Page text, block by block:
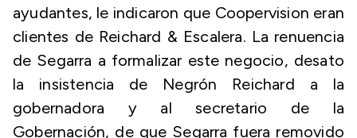
ayudantes, le indicaron que Coopervision eran
clientes de Reichard & Escalera. La renuencia
de Segarra a formalizar este negocio, desato
la insistencia de Negrón Reichard a la
gobernadora y al secretario de la
Gobernación, de que Segarra fuera removido